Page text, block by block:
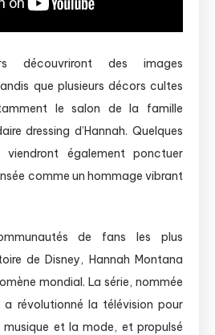
découvriront des images
que plusieurs décors cultes
le salon de la famille
dressing d’Hannah. Quelques
également ponctuer
comme un hommage vibrant
de fans les plus
de Disney, Hannah Montana
mondial. La série, nommée
a révolutionné la télévision pour
et la mode, et propulsé